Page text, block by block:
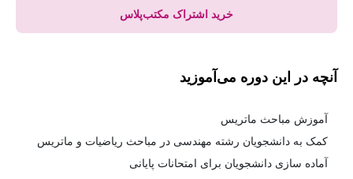
خرید اشتراک مکتب‌پلاس
آنچه در این دوره می‌آموزید
آموزش مباحث ماتریس
کمک به دانشجویان رشته مهندسی در مباحث ریاضیات و ماتریس
آماده سازی دانشجویان برای امتحانات پایانی